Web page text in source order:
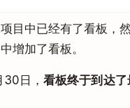
目中已经有了看板，
增加了看板。
30日，看板终于到达